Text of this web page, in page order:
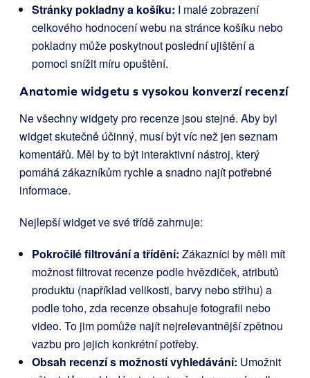
Stránky pokladny a košíku: I malé zobrazení
celkového hodnocení webu na stránce košíku nebo
pokladny může poskytnout poslední ujištění a
pomoci snížit míru opuštění.
Anatomie widgetu s vysokou konverzí recenzí
Ne všechny widgety pro recenze jsou stejné. Aby byl
widget skutečně účinný, musí být víc než jen seznam
komentářů. Měl by to být interaktivní nástroj, který
pomáhá zákazníkům rychle a snadno najít potřebné
informace.
Nejlepší widget ve své třídě zahrnuje:
Pokročilé filtrování a třídění: Zákazníci by měli mít
možnost filtrovat recenze podle hvězdiček, atributů
produktu (například velikosti, barvy nebo střihu) a
podle toho, zda recenze obsahuje fotografii nebo
video. To jim pomůže najít nejrelevantnější zpětnou
vazbu pro jejich konkrétní potřeby.
Obsah recenzí s možností vyhledávání: Umožnit